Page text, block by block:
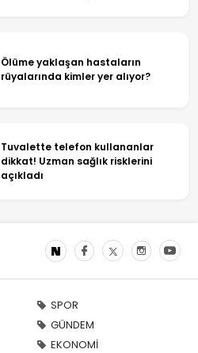
Ölüme yaklaşan hastaların
rüyalarında kimler yer alıyor?
Tuvalette telefon kullananlar
dikkat! Uzman sağlık risklerini
açıkladı
SPOR
GÜNDEM
EKONOMİ